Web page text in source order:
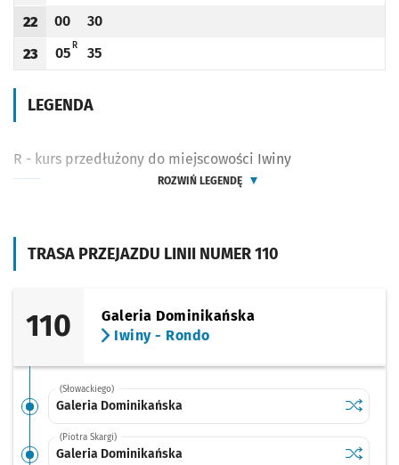
TRASA PRZEJAZDU LINII NUMER 110
110
Galeria Dominikańska
Iwiny - Rondo
(Słowackiego)
Galeria Dominikańska Sprawdź
Galeria
(Piotra Skargi)
Galeria Dominikańska Sprawdź
Galeria
Godzina odjazdu
22
Odjazd
00
minut po godzinie 22
Odjazd
30
minut po godzinie 22
Godzina odjazdu
23
Odjazd
05
minut po godzinie 23
RR - KURS PRZEDŁUŻONY DO MIEJSCOWOŚCI IWINY
Odjazd
35
minut po godzinie 23
LEGENDA
R - kurs przedłużony do miejscowości Iwiny
ROZWIŃ LEGENDĘ